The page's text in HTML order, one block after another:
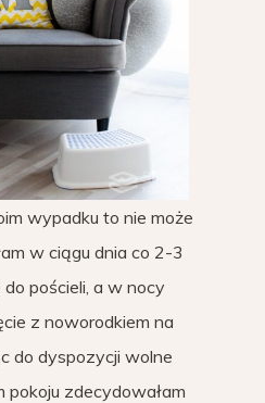
wypadku to nie może
w ciągu dnia co 2-3
pościeli, a w nocy
z noworodkiem na
do dyspozycji wolne
pokoju zdecydowałam